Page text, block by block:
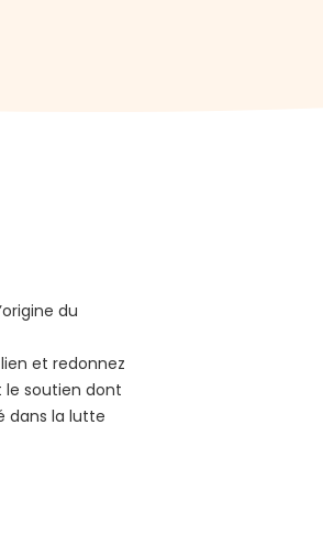
du
et redonnez
le soutien dont
dans la lutte